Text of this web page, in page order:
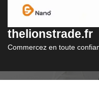
thelionstrade.fr
Commercez en toute